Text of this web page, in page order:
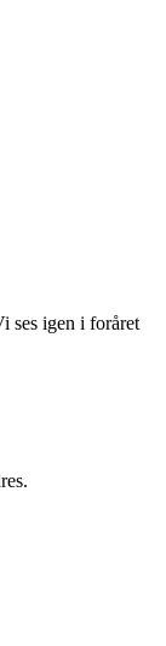
ses igen i foråret